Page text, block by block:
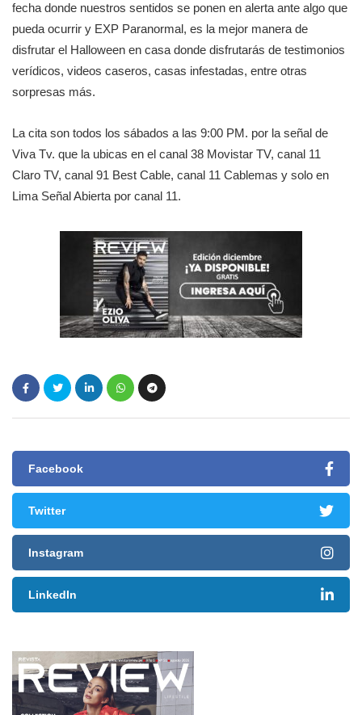
fecha donde nuestros sentidos se ponen en alerta ante algo que
pueda ocurrir y EXP Paranormal, es la mejor manera de
disfrutar el Halloween en casa donde disfrutarás de testimonios
verídicos, videos caseros, casas infestadas, entre otras
sorpresas más.
La cita son todos los sábados a las 9:00 PM. por la señal de
Viva Tv. que la ubicas en el canal 38 Movistar TV, canal 11
Claro TV, canal 91 Best Cable, canal 11 Cablemas y solo en
Lima Señal Abierta por canal 11.
Facebook
Twitter
Instagram
LinkedIn